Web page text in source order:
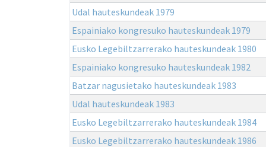
Udal hauteskundeak 1979
Espainiako kongresuko hauteskundeak 1979
Eusko Legebiltzarrerako hauteskundeak 1980
Espainiako kongresuko hauteskundeak 1982
Batzar nagusietako hauteskundeak 1983
Udal hauteskundeak 1983
Eusko Legebiltzarrerako hauteskundeak 1984
Eusko Legebiltzarrerako hauteskundeak 1986